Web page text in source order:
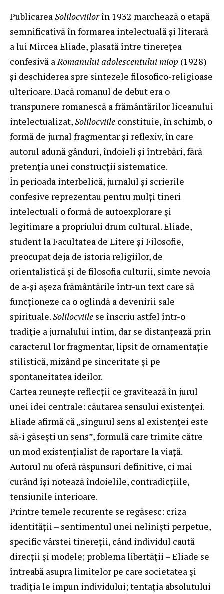
Publicarea Solilocviilorîn 1932 marchează o etapă
semnificativă în formarea intelectuală și literară
a lui Mircea Eliade, plasată între tinerețea
confesivă a Romanului adolescentului miop (1928)
și deschiderea spre sintezele filosofico-religioase
ulterioare. Dacă romanul de debut era o
transpunere romanescă a frământărilor liceanului
intelectualizat,Solilocviile constituie, în schimb, o
formă de jurnal fragmentar și reflexiv, în care
autorul adună gânduri, îndoieli și întrebări, fără
pretenția unei construcții sistematice.
În perioada interbelică, jurnalul și scrierile
confesive reprezentau pentru mulți tineri
intelectuali o formă de autoexplorare și
legitimare a propriului drum cultural. Eliade,
student la Facultatea de Litere și Filosofie,
preocupat deja de istoria religiilor, de
orientalistică și de filosofia culturii, simte nevoia
de a-și așeza frământările într-un text care să
funcționeze ca o oglindă a devenirii sale
spirituale.Solilocviile se înscriu astfel într-o
tradiție a jurnalului intim, dar se distanțează prin
caracterul lor fragmentar, lipsit de ornamentație
stilistică, mizând pe sinceritate și pe
spontaneitatea ideilor.
Cartea reunește reflecții ce gravitează în jurul
unei idei centrale: căutarea sensului existenței.
Eliade afirmă că „singurul sens al existenței este
să-i găsești un sens”, formulă care trimite către
un mod existențialist de raportare la viață.
Autorul nu oferă răspunsuri definitive, ci mai
curând își notează îndoielile, contradicțiile,
tensiunile interioare.
Printre temele recurente se regăsesc: criza
identității – sentimentul unei neliniști perpetue,
specific vârstei tinereții, când individul caută
direcții și modele; problema libertății – Eliade se
întreabă asupra limitelor pe care societatea și
tradiția le impun individului; tentația absolutului